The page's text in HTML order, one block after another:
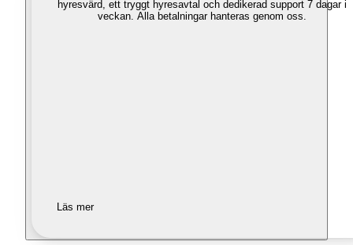
hyresvärd, ett tryggt hyresavtal och dedikerad support 7 dagar i
veckan. Alla betalningar hanteras genom oss.
Läs mer